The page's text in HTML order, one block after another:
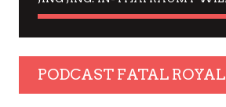
PODCAST FATAL ROYAL